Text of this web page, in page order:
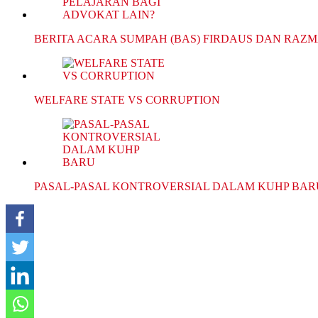
BERITA ACARA SUMPAH (BAS) FIRDAUS DAN
WELFARE STATE VS CORRUPTION
PASAL-PASAL KONTROVERSIAL DALAM KUHP